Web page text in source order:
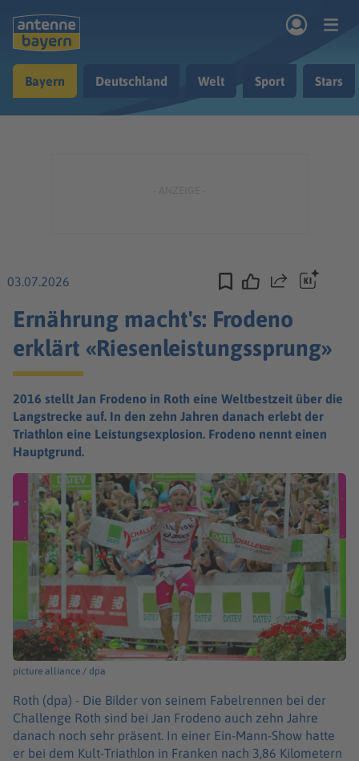
Musik & Radio
Bayern Deutschland Welt Sport Stars
03.07.2026 Teilen
Ernährung macht's: Frodeno
erklärt «Riesenleistungssprung»
2016 stellt Jan Frodeno in Roth eine Weltbestzeit über die
Langstrecke auf. In den zehn Jahren danach erlebt der
Triathlon eine Leistungsexplosion. Frodeno nennt einen
Hauptgrund.
picture alliance / dpa
Roth (dpa) - Die Bilder von seinem Fabelrennen bei der
Challenge Roth sind bei Jan Frodeno auch zehn Jahre
danach noch sehr präsent. In einer Ein-Mann-Show hatte
er bei dem Kult-Triathlon in Franken nach 3,86 Kilometern